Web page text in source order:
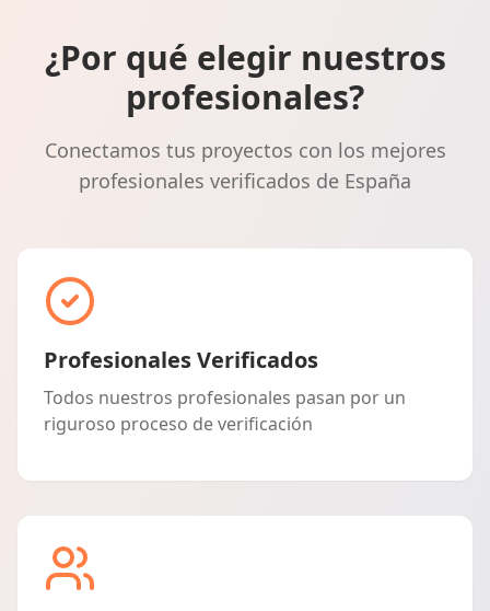
¿Por qué elegir nuestros
profesionales?
Conectamos tus proyectos con los mejores
profesionales verificados de España
Profesionales Verificados
Todos nuestros profesionales pasan por un
riguroso proceso de verificación